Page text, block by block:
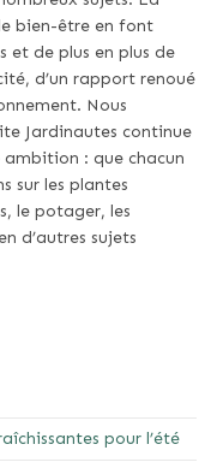
bien-être en font
et de plus en plus de
d’un rapport renoué
Nous
Jardinautes continue
: que chacun
sur les plantes
le potager, les
d’autres sujets
pour l’été